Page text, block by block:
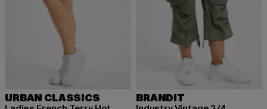
URBAN CLASSICS BRANDIT